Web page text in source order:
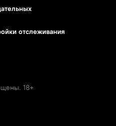
отслеживания
18+